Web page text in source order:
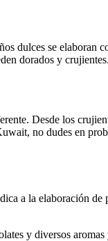
dulces se elaboran
dorados y
Desde los
no dudes en
a la elaboración de
y diversos